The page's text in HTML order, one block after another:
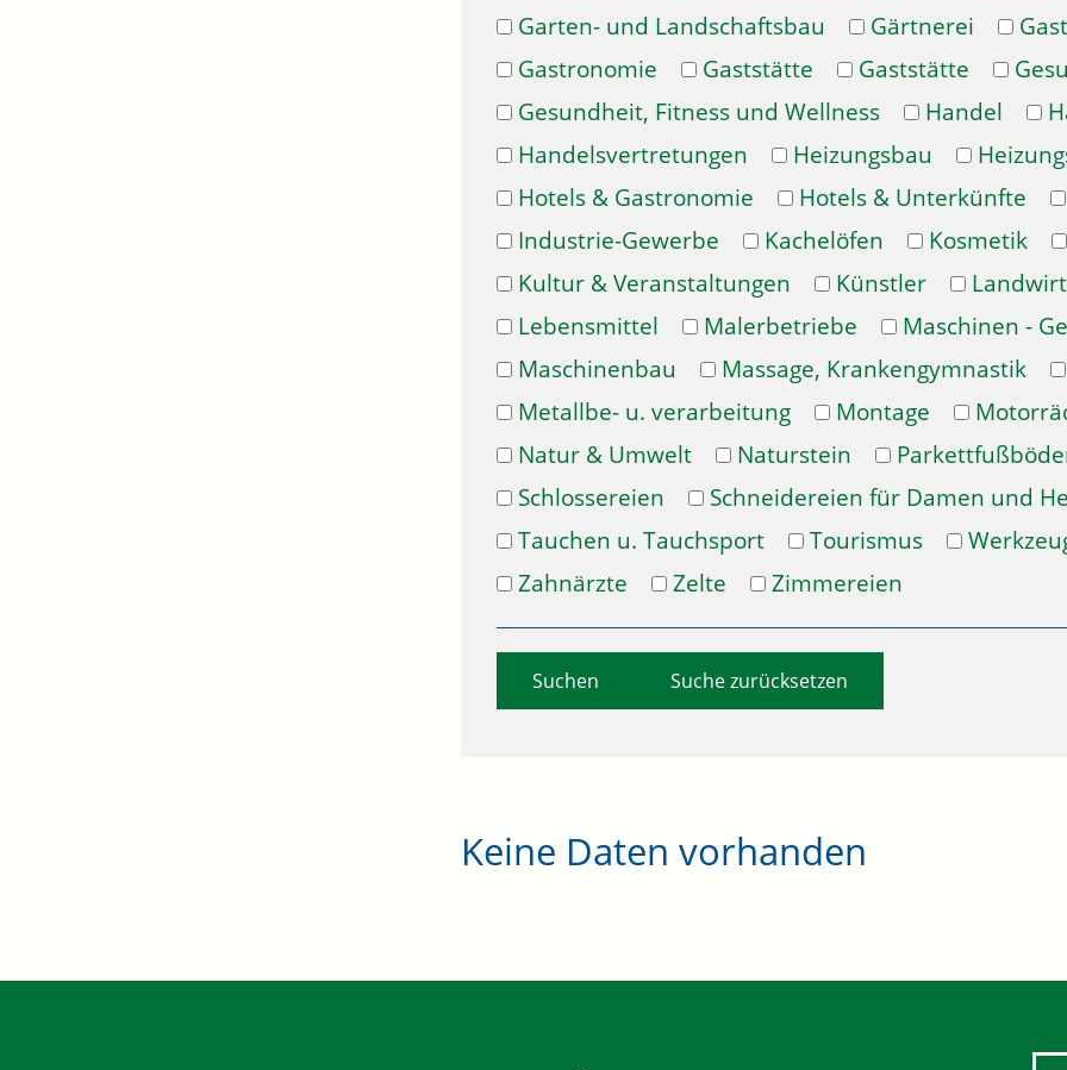
Garten- und Landschaftsbau
Gärtnerei
Gastronomie
Gaststätte Gaststätte
Gesundheit, Fitness und Wellness
Handel
Handelsvertretungen
Heizungsbau
Hotels & Gastronomie
Hotels & Unterkünfte
Industrie-Gewerbe
Kachelöfen Kosmetik
Kultur & Veranstaltungen
Künstler
Lebensmittel
Malerbetriebe
Maschinen -
Maschinenbau
Massage, Krankengymnastik
Metallbe- u. verarbeitung
Montage
Natur & Umwelt
Naturstein
Schlossereien
Schneidereien für Damen und
Tauchen u. Tauchsport
Tourismus
Zahnärzte
Zelte Zimmereien
Suche zurücksetzen
Keine Daten vorhanden